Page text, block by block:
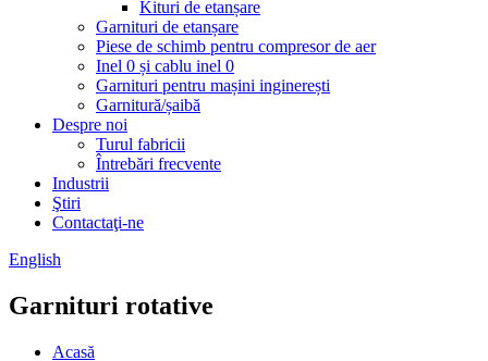
Kituri de etanșare
Garnituri de etanșare
Piese de schimb pentru compresor de aer
Inel 0 și cablu inel 0
Garnituri pentru mașini inginerești
Garnitură/șaibă
Despre noi
Turul fabricii
Întrebări frecvente
Industrii
Ştiri
Contactaţi-ne
English
Garnituri rotative
Acasă